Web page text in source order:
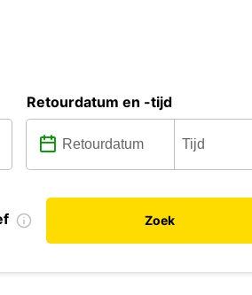
Retourdatum en -tijd
Zoek